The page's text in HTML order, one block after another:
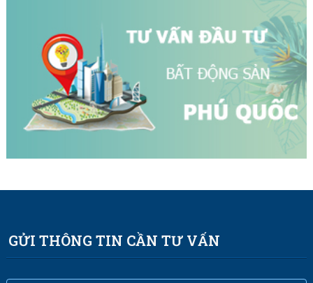
GỬI THÔNG TIN CẦN TƯ VẤN